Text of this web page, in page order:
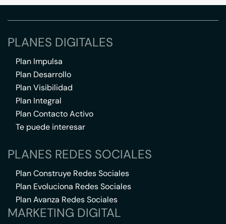
PLANES DIGITALES
Plan Impulsa
Plan Desarrollo
Plan Visibilidad
Plan Integral
Plan Contacto Activo
Te puede interesar
PLANES REDES SOCIALES
Plan Construye Redes Sociales
Plan Evoluciona Redes Sociales
Plan Avanza Redes Sociales
MARKETING DIGITAL